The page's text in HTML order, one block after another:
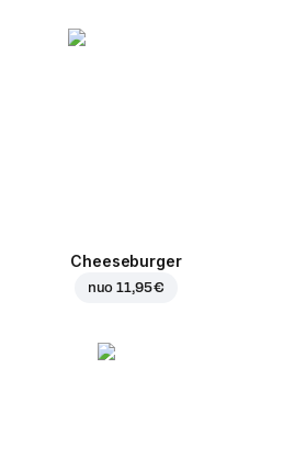
Cheeseburger
nuo11,95 €